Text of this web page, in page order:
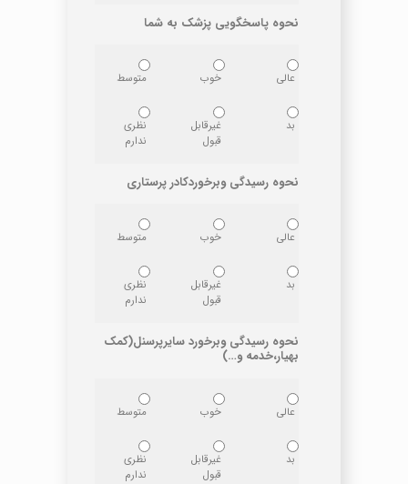
نحوه پاسخگویی پزشک به شما
عالی خوب متوسط
بد
غیرقابل
قبول
نظری
ندارم
نحوه رسیدگی وبرخوردکادر پرستاری
عالی خوب متوسط
بد
غیرقابل
قبول
نظری
ندارم
نحوه رسیدگی وبرخورد سایرپرسنل(کمک
بهیار،خدمه و…)
عالی خوب متوسط
بد
غیرقابل
قبول
نظری
ندارم